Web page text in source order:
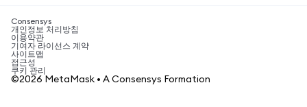
SHIB 매수
BNB 매수
암호화폐 세금 뉴스
암호화폐 매수 방법
비트코인 매도 방법
Consensys
개인정보 처리방침
이용약관
기여자 라이선스 계약
사이트맵
접근성
쿠키 관리
©2026 MetaMask • A Consensys Formation